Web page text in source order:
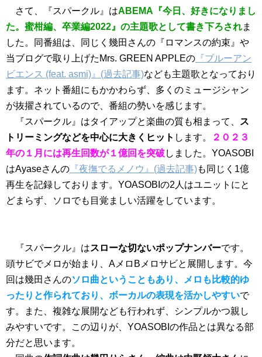
さて、『スパークル』はABEMA『今日、好きになりまし
た。蜜柑編、卒業編2022』の主題歌として書き下ろされま
した。同番組は、同じく幾田さんの『ロマンスの約束』や
当ブログで取り上げたMrs. GREEN APPLEの 『ブルーアン
ビエンス (feat. asmi)』(過去記事)なども主題歌となっており
ます。ネット番組にもかかわらず、多くのミュージシャン
が抜擢されているので、番組の勢いを感じます。
『スパークル』はタイアップと楽曲の質も相まって、
ス
トリーミングなどを中心に大きくヒット します。
２０２３
年の１月には再生回数が１億回を突破しました。YOASOBI
はAyaseさんの 『夜撫でるメノウ』(過去記事)も同じく1億
再生を記録しております。YOASOBIの2人はユニットにと
どまらず、ソロでも目覚ましい活躍をしています。
『スパークル』はスローな切ないポップナンバーです。
頭サビでメロが始まり、AメロBメロサビと展開します。今
回は幾田さんのソロ曲ということもあり、メロも比較的ゆ
ったりと作られており、ボーカルの表現を活かしやすいで
す。また、複雑な展開なども行われず、シンプルかつ親し
みやすいです。この辺りが、YOASOBIの作品とは異なる部
分だと思います。